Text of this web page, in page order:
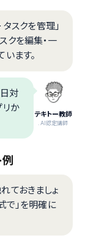
スクを管理」
クを編集・一
ます。
テキトー教師
.AI認定講師
対
か
例
ておきましょ
で」を明確に